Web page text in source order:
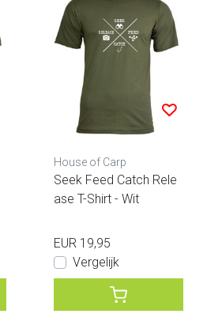
House of Carp
Seek Feed Catch Rele
ase T-Shirt - Wit
EUR 19,95
Vergelijk